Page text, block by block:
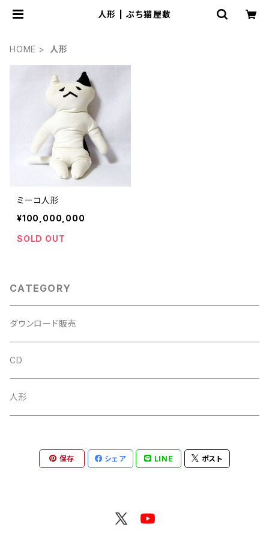
人形 | ぶち猫屋敷
HOME 人形
ミーコ人形
¥100,000,000
SOLD OUT
CATEGORY
ダウンロード販売
CD
人形
保存 シェア LINE ポスト